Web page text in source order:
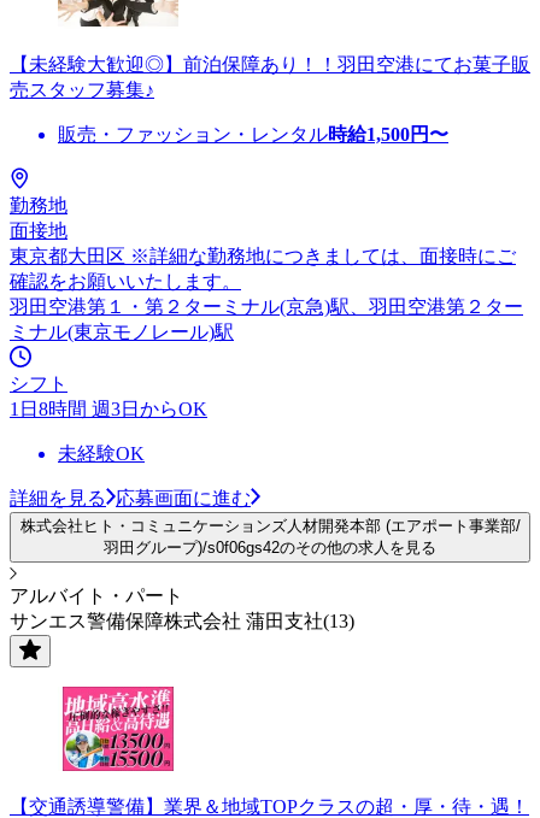
【未経験大歓迎◎】前泊保障あり！！羽田空港にてお菓子販
売スタッフ募集♪
販売・ファッション・レンタル時給1,500円〜
勤務地
面接地
東京都大田区 ※詳細な勤務地につきましては、面接時にご
確認をお願いいたします。
羽田空港第１・第２ターミナル(京急)駅、羽田空港第２ター
ミナル(東京モノレール)駅
シフト
1日8時間 週3日からOK
未経験OK
詳細を見る 応募画面に進む
株式会社ヒト・コミュニケーションズ人材開発本部 (エアポート事業部/
羽田グループ)/s0f06gs42のその他の求人を見る
アルバイト・パート
サンエス警備保障株式会社 蒲田支社(13)
【交通誘導警備】業界＆地域TOPクラスの超・厚・待・遇！